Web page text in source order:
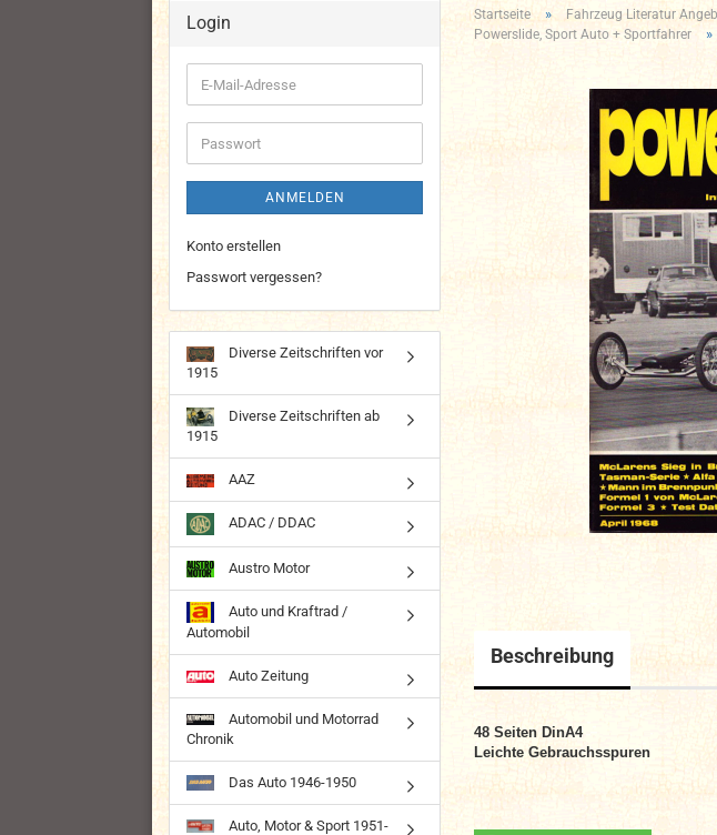
Startseite » Fahrzeug Literatur
Powerslide, Sport Auto + Sportfahrer »
Beschreibung
48 Seiten DinA4
Leichte Gebrauchsspuren
Login
E-
Mail-
Adresse
Passwort
ANMELDEN
Konto erstellen
Passwort vergessen?
Diverse Zeitschriften vor
1915
Diverse Zeitschriften ab
1915
AAZ
ADAC / DDAC
Austro Motor
Auto und Kraftrad /
Automobil
Auto Zeitung
Automobil und Motorrad
Chronik
Das Auto 1946-1950
Auto, Motor & Sport 1951-